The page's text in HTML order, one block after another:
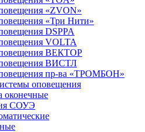
«ZVON»
«Три Нити»
DSPPA
VOLTA
ВЕКТОР
ВИСТЛ
пр-ва «ТРОМБОН»
оповещения
оконечные
СОУЭ